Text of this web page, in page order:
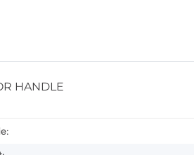
HANDLE